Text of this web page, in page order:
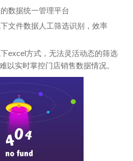
数据统一管理平台
文件数据人工筛选识别，效率
excel方式，无法灵活动态的筛选
以实时掌控门店销售数据情况。